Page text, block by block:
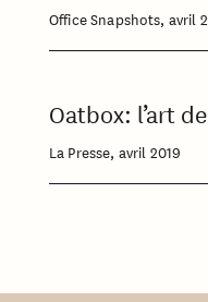
Office Snapshots, avril
Oatbox: l’art
La Presse, avril 2019